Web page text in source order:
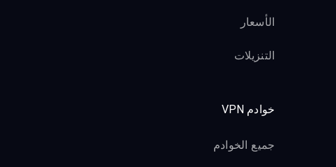
الأسعار
التنزيلات
خوادم VPN
جميع الخوادم